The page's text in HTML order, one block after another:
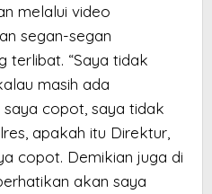
melalui video
segan-segan
terlibat. “Saya tidak
masih ada
copot, saya tidak
apakah itu Direktur,
copot. Demikian juga di
akan saya